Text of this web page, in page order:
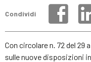
Condividi
Con circolare n. 72 del 29
sulle nuove disposizioni